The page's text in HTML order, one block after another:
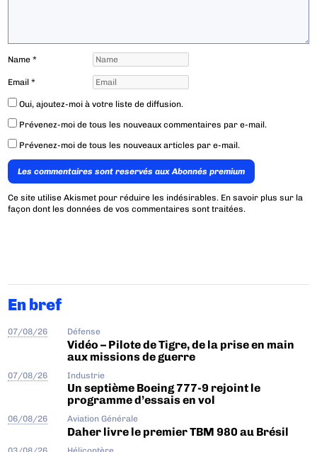
Name*
Email*
Oui, ajoutez-moi à votre liste de diffusion.
Prévenez-moi de tous les nouveaux commentaires par e-mail.
Prévenez-moi de tous les nouveaux articles par e-mail.
Les commentaires sont reservés aux Abonnés premium
Ce site utilise Akismet pour réduire les indésirables. En savoir plus sur la
façon dont les données de vos commentaires sont traitées.
En bref
07/08/26 Défense
Vidéo – Pilote de Tigre, de la prise en main
aux missions de guerre
07/08/26 Industrie
Un septième Boeing 777-9 rejoint le
programme d’essais en vol
06/08/26 Aviation Générale
Daher livre le premier TBM 980 au Brésil